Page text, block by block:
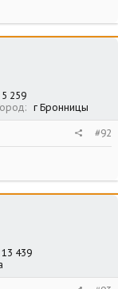
5 259
г Бронницы
#92
13 439